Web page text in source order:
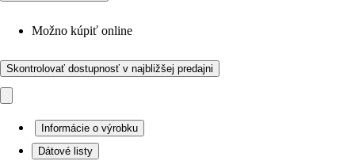
Možno kúpiť online
Skontrolovať dostupnosť v najbližšej predajni
Informácie o výrobku
Dátové listy